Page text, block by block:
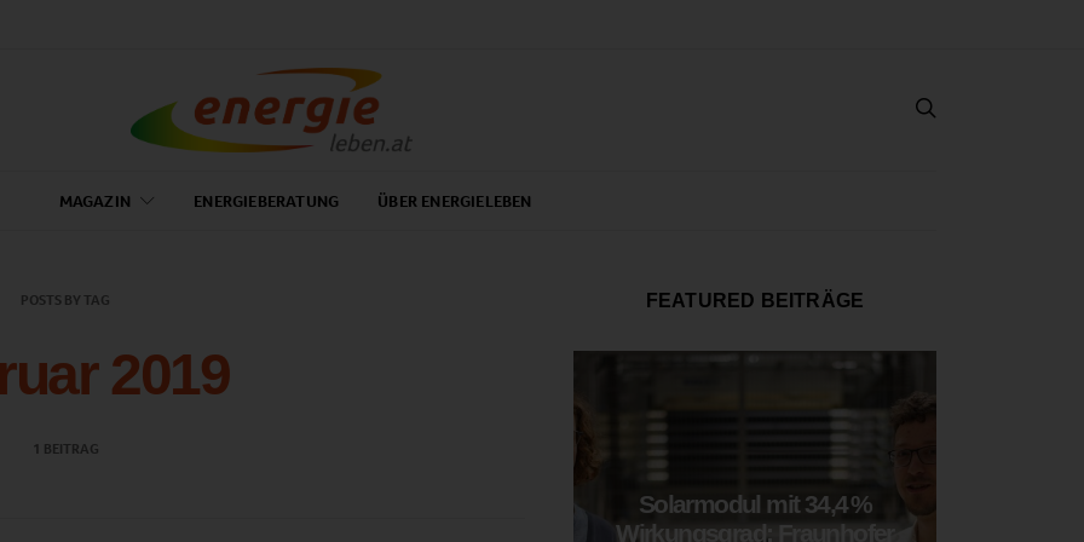
MAGAZIN ENERGIEBERATUNG ÜBER ENERGIELEBEN
POSTS BY TAG
2019
1 BEITRAG
FEATURED BEITRÄGE
Solarmodul mit 34,4 %
Wirkungsgrad: Fraunhofer